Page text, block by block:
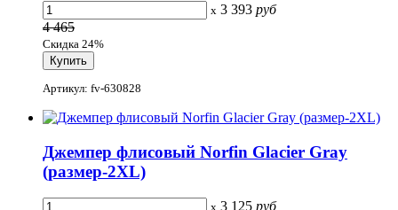
x 3 393 руб
4 465
Скидка 24%
Артикул: fv-630828
Джемпер флисовый Norfin Glacier Gray
(размер-2XL)
x 3 125 руб